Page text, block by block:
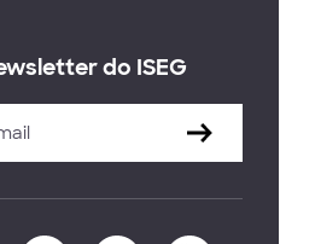
do ISEG